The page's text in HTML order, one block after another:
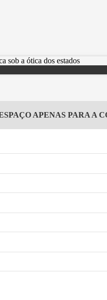
APENAS PARA A